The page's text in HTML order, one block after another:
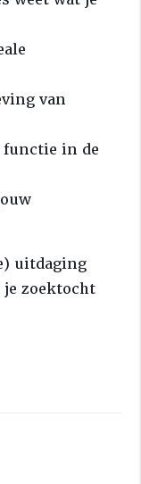
van
in de
uitdaging
zoektocht